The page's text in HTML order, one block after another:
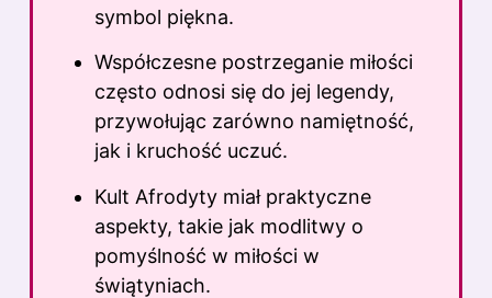
symbol piękna.
Współczesne postrzeganie miłości
często odnosi się do jej legendy,
przywołując zarówno namiętność,
jak i kruchość uczuć.
Kult Afrodyty miał praktyczne
aspekty, takie jak modlitwy o
pomyślność w miłości w
świątyniach.